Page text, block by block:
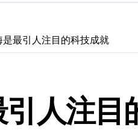
购指南
是最引人注目的科技成就
人注目